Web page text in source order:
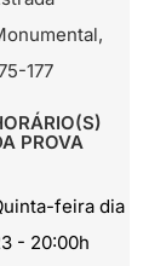
177
PROVA
feira dia
- 20:00h